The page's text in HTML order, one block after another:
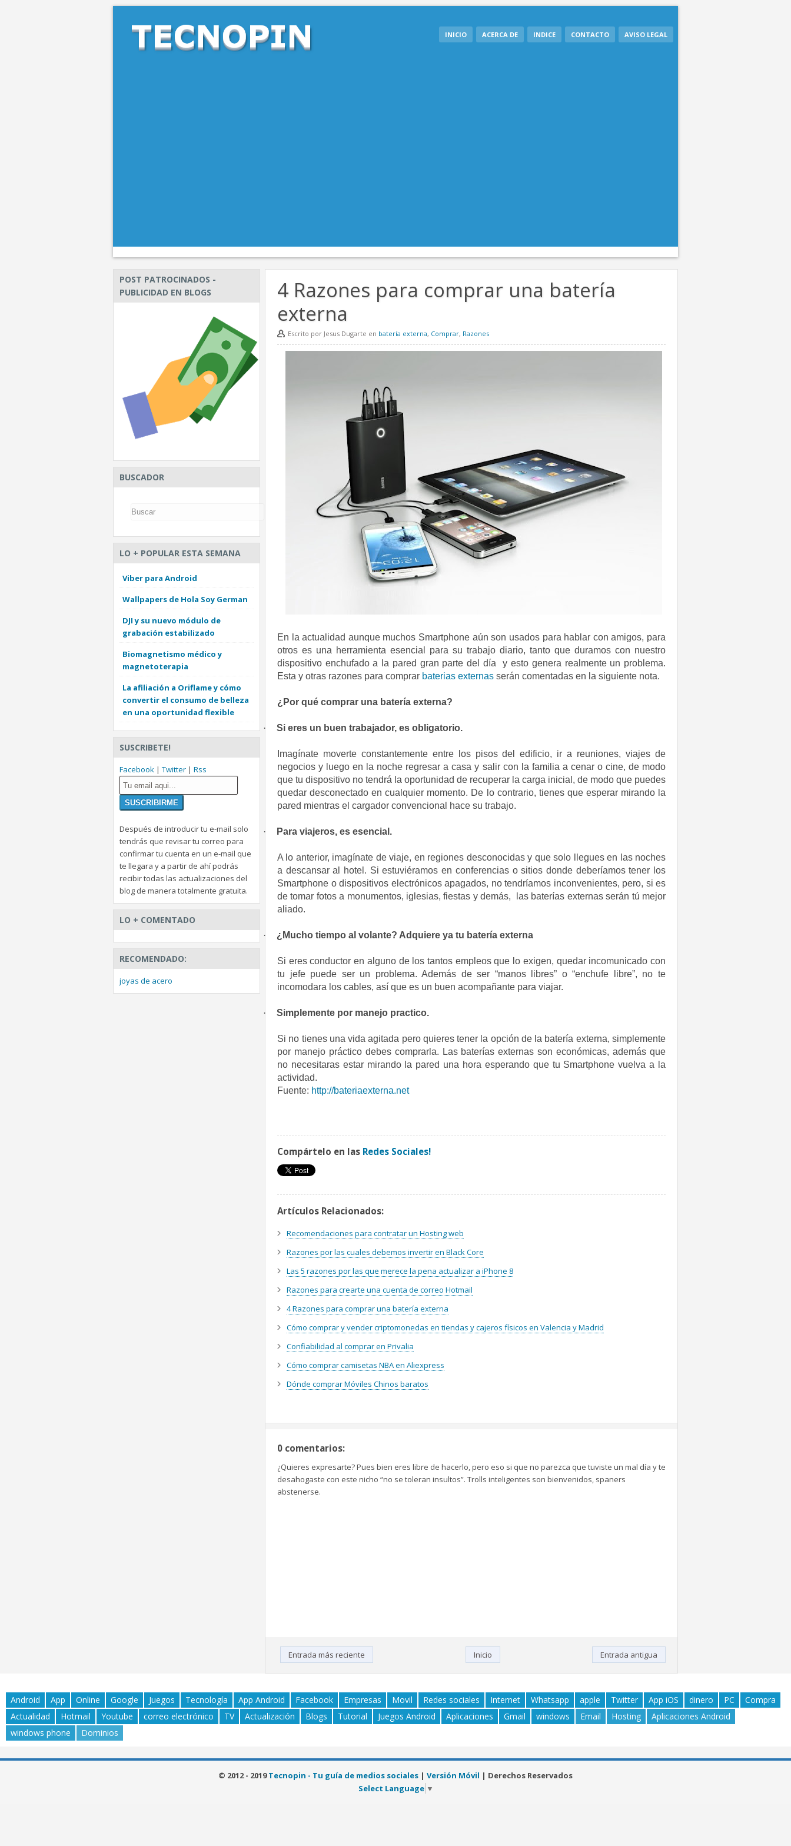
INICIO ACERCA DE INDICE CONTACTO AVISO LEGAL
4 Razones para comprar una batería
externa
Escrito por Jesus Dugarte en batería externa, Comprar, Razones
En la actualidad aunque muchos Smartphone aún son usados para hablar con amigos, para
otros es una herramienta esencial para su trabajo diario, tanto que duramos con nuestro
dispositivo enchufado a la pared gran parte del día y esto genera realmente un problema.
Esta y otras razones para comprar baterias externas serán comentadas en la siguiente nota.
¿Por qué comprar una batería externa?
· Si eres un buen trabajador, es obligatorio.
Imagínate moverte constantemente entre los pisos del edificio, ir a reuniones, viajes de
negocios y luego en la noche regresar a casa y salir con la familia a cenar o cine, de modo
que tu dispositivo no tendrá la oportunidad de recuperar la carga inicial, de modo que puedes
quedar desconectado en cualquier momento. De lo contrario, tienes que esperar mirando la
pared mientras el cargador convencional hace su trabajo.
· Para viajeros, es esencial.
A lo anterior, imagínate de viaje, en regiones desconocidas y que solo llegues en las noches
a descansar al hotel. Si estuviéramos en conferencias o sitios donde deberíamos tener los
Smartphone o dispositivos electrónicos apagados, no tendríamos inconvenientes, pero, si es
de tomar fotos a monumentos, iglesias, fiestas y demás, las baterías externas serán tú mejor
aliado.
· ¿Mucho tiempo al volante? Adquiere ya tu batería externa
Si eres conductor en alguno de los tantos empleos que lo exigen, quedar incomunicado con
tu jefe puede ser un problema. Además de ser “manos libres” o “enchufe libre”, no te
incomodara los cables, así que es un buen acompañante para viajar.
· Simplemente por manejo practico.
Si no tienes una vida agitada pero quieres tener la opción de la batería externa, simplemente
por manejo práctico debes comprarla. Las baterías externas son económicas, además que
no necesitaras estar mirando la pared una hora esperando que tu Smartphone vuelva a la
actividad.
Fuente: http://bateriaexterna.net
Compártelo en las Redes Sociales!
Artículos Relacionados:
Recomendaciones para contratar un Hosting web
Razones por las cuales debemos invertir en Black Core
Las 5 razones por las que merece la pena actualizar a iPhone 8
Razones para crearte una cuenta de correo Hotmail
4 Razones para comprar una batería externa
Cómo comprar y vender criptomonedas en tiendas y cajeros físicos en Valencia y Madrid
Confiabilidad al comprar en Privalia
Cómo comprar camisetas NBA en Aliexpress
Dónde comprar Móviles Chinos baratos
0 comentarios:
¿Quieres expresarte? Pues bien eres libre de hacerlo, pero eso si que no parezca que tuviste un mal día y te
desahogaste con este nicho “no se toleran insultos”. Trolls inteligentes son bienvenidos, spaners
abstenerse.
Entrada más reciente Entrada antigua
Inicio
POST PATROCINADOS -
PUBLICIDAD EN BLOGS
BUSCADOR
LO + POPULAR ESTA SEMANA
Viber para Android
Wallpapers de Hola Soy German
DJI y su nuevo módulo de
grabación estabilizado
Biomagnetismo médico y
magnetoterapia
La afiliación a Oriflame y cómo
convertir el consumo de belleza
en una oportunidad flexible
SUSCRIBETE!
Facebook | Twitter | Rss
Después de introducir tu e-mail solo
tendrás que revisar tu correo para
confirmar tu cuenta en un e-mail que
te llegara y a partir de ahí podrás
recibir todas las actualizaciones del
blog de manera totalmente gratuita.
LO + COMENTADO
RECOMENDADO:
joyas de acero
Android App Online Google Juegos Tecnología App Android Facebook Empresas Movil Redes sociales Internet Whatsapp apple Twitter App iOS dinero PC
Compra
Actualidad
Hotmail Youtube correo electrónico TV Actualización Blogs Tutorial Juegos Android Aplicaciones Gmail windows Email Hosting
Aplicaciones Android
windows phone
Dominios
© 2012 - 2019Tecnopin - Tu guía de medios sociales | Versión Móvil | Derechos Reservados
Select Language ▼